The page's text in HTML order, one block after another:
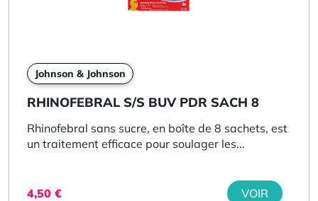
Johnson & Johnson
RHINOFEBRAL S/S BUV PDR SACH 8
Rhinofebral sans sucre, en boîte de 8 sachets, est
un traitement efficace pour soulager les...
4,50 € VOIR